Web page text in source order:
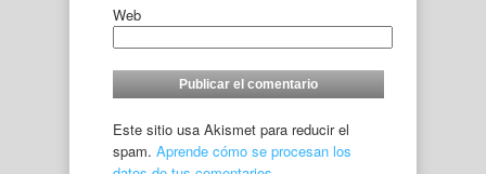
Web
Este sitio usa Akismet para reducir el
spam. Aprende cómo se procesan los